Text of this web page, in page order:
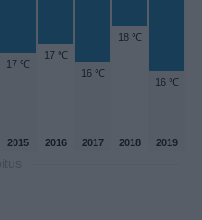
17 ℃
17 ℃
16 ℃
18 ℃
16 ℃
2015 2016 2017 2018 2019